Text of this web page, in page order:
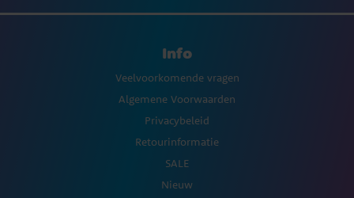
Info
Veelvoorkomende vragen
Algemene Voorwaarden
Privacybeleid
Retourinformatie
SALE
Nieuw